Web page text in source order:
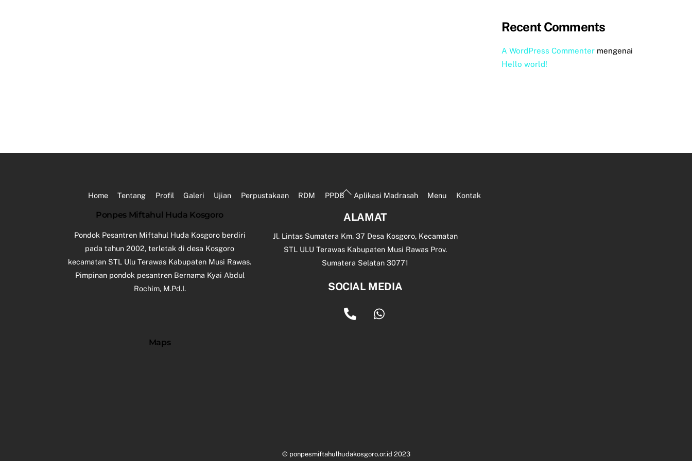
Recent Comments
A WordPress Commentermengenai
Hello world!
Back
Top
Home Tentang Profil Galeri Ujian Perpustakaan RDM PPDB Aplikasi Madrasah Menu Kontak
Ponpes Miftahul Huda Kosgoro
Pondok Pesantren Miftahul Huda Kosgoro berdiri
pada tahun 2002, terletak di desa Kosgoro
kecamatan STL Ulu Terawas Kabupaten Musi Rawas.
Pimpinan pondok pesantren Bernama Kyai Abdul
Rochim, M.Pd.I.
ALAMAT
Jl. Lintas Sumatera Km. 37 Desa Kosgoro, Kecamatan
STL ULU Terawas Kabupaten Musi Rawas Prov.
Sumatera Selatan 30771
SOCIAL MEDIA
Maps
© ponpesmiftahulhudakosgoro.or.id 2023